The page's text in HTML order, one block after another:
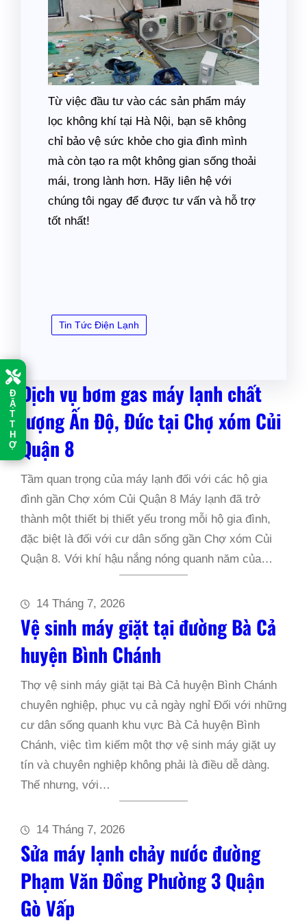
Đ
Ặ
T
T
H
Ợ
Từ việc đầu tư vào các sản phẩm máy
lọc không khí tại Hà Nội, bạn sẽ không
chỉ bảo vệ sức khỏe cho gia đình mình
mà còn tạo ra một không gian sống thoải
mái, trong lành hơn. Hãy liên hệ với
chúng tôi ngay để được tư vấn và hỗ trợ
tốt nhất!
Tin Tức Điện Lạnh
Dịch vụ bơm gas máy lạnh chất
lượng Ấn Độ, Đức tại Chợ xóm Củi
Quận 8
Tầm quan trọng của máy lạnh đối với các hộ gia
đình gần Chợ xóm Củi Quận 8 Máy lạnh đã trở
thành một thiết bị thiết yếu trong mỗi hộ gia đình,
đặc biệt là đối với cư dân sống gần Chợ xóm Củi
Quận 8. Với khí hậu nắng nóng quanh năm của…
14 Tháng 7, 2026
Vệ sinh máy giặt tại đường Bà Cả
huyện Bình Chánh
Thợ vệ sinh máy giặt tại Bà Cả huyện Bình Chánh
chuyên nghiệp, phục vụ cả ngày nghỉ Đối với những
cư dân sống quanh khu vực Bà Cả huyện Bình
Chánh, việc tìm kiếm một thợ vệ sinh máy giặt uy
tín và chuyên nghiệp không phải là điều dễ dàng.
Thế nhưng, với…
14 Tháng 7, 2026
Sửa máy lạnh chảy nước đường
Phạm Văn Đồng Phường 3 Quận
Gò Vấp